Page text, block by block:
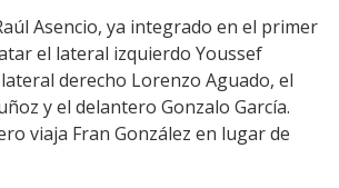
Asencio, ya integrado en el primer
el lateral izquierdo Youssef
derecho Lorenzo Aguado, el
y el delantero Gonzalo García.
viaja Fran González en lugar de